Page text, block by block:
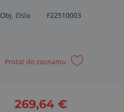
Obj. číslo F22510003
Pridať do zoznamu
269,64 €